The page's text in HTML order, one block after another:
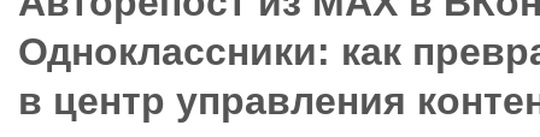
Одноклассники: как
в центр управления